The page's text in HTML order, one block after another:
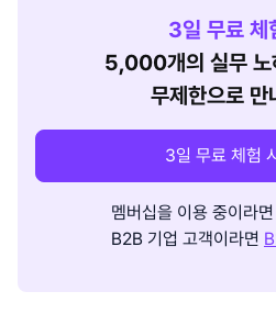
3일 무료 체
5,000개의 실무 노
무제한으로 만
3일 무료 체험
멤버십을 이용 중이라면
B2B 기업 고객이라면